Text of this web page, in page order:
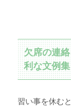
欠席の連
利な文例集
習い事を休む